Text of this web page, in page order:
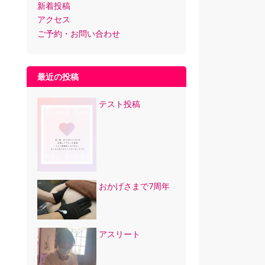
新着投稿
アクセス
ご予約・お問い合わせ
最近の投稿
テスト投稿
おかげさまで7周年
アスリート